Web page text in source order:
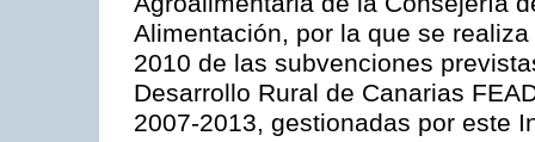
Alimentación, por la que se
2010 de las subvenciones
Desarrollo Rural de Canarias
2007-2013, gestionadas por este